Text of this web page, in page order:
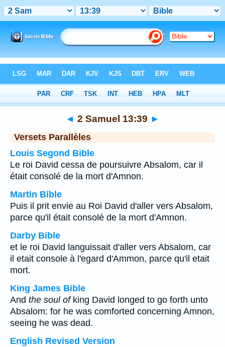
Chapitre 13 > Verset 39
◄ 2 Samuel 13:39 ►
Versets Parallèles
Louis Segond Bible
Le roi David cessa de poursuivre Absalom, car il
était consolé de la mort d'Amnon.
Martin Bible
Puis il prit envie au Roi David d'aller vers Absalom,
parce qu'il était consolé de la mort d'Amnon.
Darby Bible
et le roi David languissait d'aller vers Absalom, car
il etait console à l'egard d'Ammon, parce qu'il etait
mort.
King James Bible
And the soul ofking David longed to go forth unto
Absalom: for he was comforted concerning Amnon,
seeing he was dead.
English Revised Version